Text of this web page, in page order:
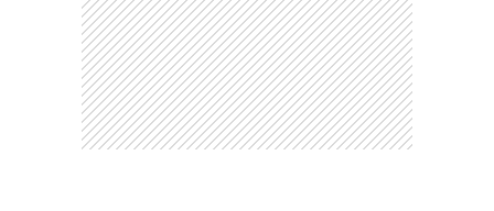
CARREGANDO PUBLICIDADE